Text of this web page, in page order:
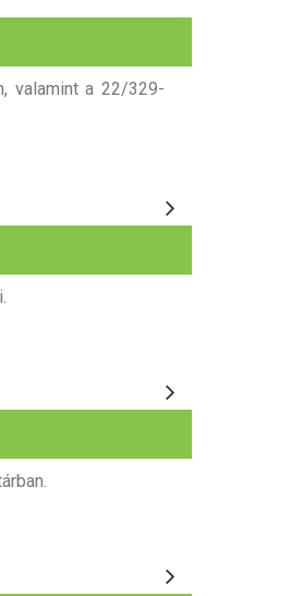
valamint a 22/329-